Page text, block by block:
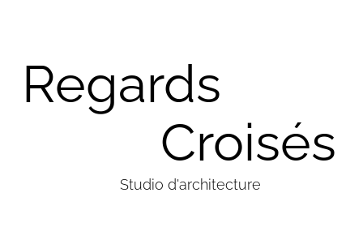
Croisés
Regards
Studio d'architecture